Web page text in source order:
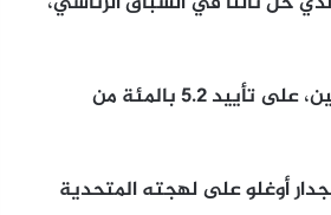
وحصل سنان أوغان، السياسي القومي الذي أيّده حزب مناهض للاجئين، على تأييد 5.2 بالمئة من
أوغلو على لهجته المتحدية